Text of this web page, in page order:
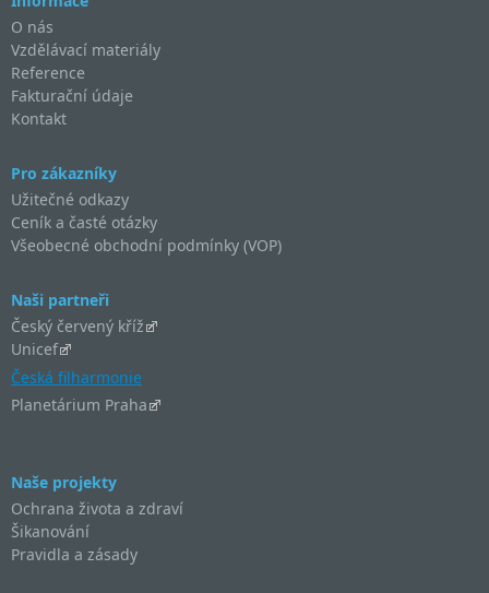
O nás
Vzdělávací materiály
Reference
Fakturační údaje
Kontakt
Pro zákazníky
Užitečné odkazy
Ceník a časté otázky
Všeobecné obchodní podmínky (VOP)
Naši partneři
Český červený kříž
Unicef
Česká filharmonie
Planetárium Praha
Naše projekty
Ochrana života a zdraví
Šikanování
Pravidla a zásady